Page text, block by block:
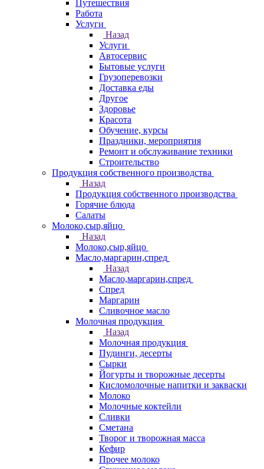
Путешествия
Работа
Услуги
Назад
Услуги
Автосервис
Бытовые услуги
Грузоперевозки
Доставка еды
Другое
Здоровье
Красота
Обучение, курсы
Праздники, мероприятия
Ремонт и обслуживание техники
Строительство
Продукция собственного производства
Назад
Продукция собственного производства
Горячие блюда
Салаты
Молоко,сыр,яйцо
Назад
Молоко,сыр,яйцо
Масло,маргарин,спред
Назад
Масло,маргарин,спред
Спред
Маргарин
Сливочное масло
Молочная продукция
Назад
Молочная продукция
Пудинги, десерты
Сырки
Йогурты и творожные десерты
Кисломолочные напитки и закваски
Молоко
Молочные коктейли
Сливки
Сметана
Творог и творожная масса
Кефир
Прочее молоко